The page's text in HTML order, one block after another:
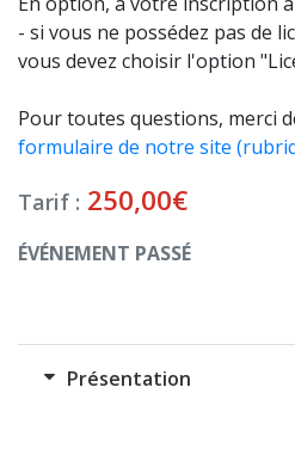
- si vous ne possédez pas de
vous devez choisir l'option
Pour toutes questions, merci
formulaire de notre site
Tarif : 250,00€
ÉVÉNEMENT PASSÉ
Présentation